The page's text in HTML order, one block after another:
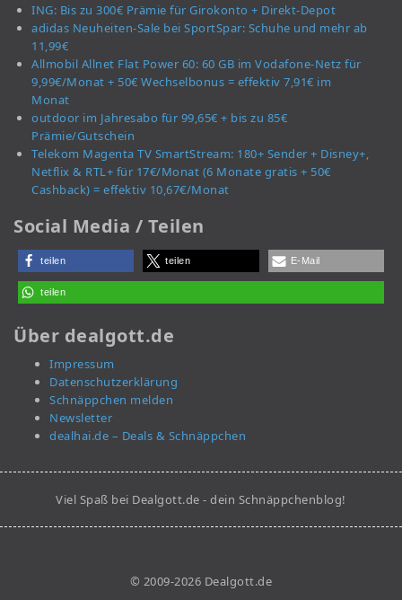
ING: Bis zu 300€ Prämie für Girokonto + Direkt-Depot
adidas Neuheiten-Sale bei SportSpar: Schuhe und mehr ab
11,99€
Allmobil Allnet Flat Power 60: 60 GB im Vodafone-Netz für
9,99€/Monat + 50€ Wechselbonus = effektiv 7,91€ im
Monat
outdoor im Jahresabo für 99,65€ + bis zu 85€
Prämie/Gutschein
Telekom Magenta TV SmartStream: 180+ Sender + Disney+,
Netflix & RTL+ für 17€/Monat (6 Monate gratis + 50€
Cashback) = effektiv 10,67€/Monat
Social Media / Teilen
teilen teilen E-Mail
teilen
Über dealgott.de
Impressum
Datenschutzerklärung
Schnäppchen melden
Newsletter
dealhai.de – Deals & Schnäppchen
Viel Spaß bei Dealgott.de - dein Schnäppchenblog!
© 2009-2026 Dealgott.de